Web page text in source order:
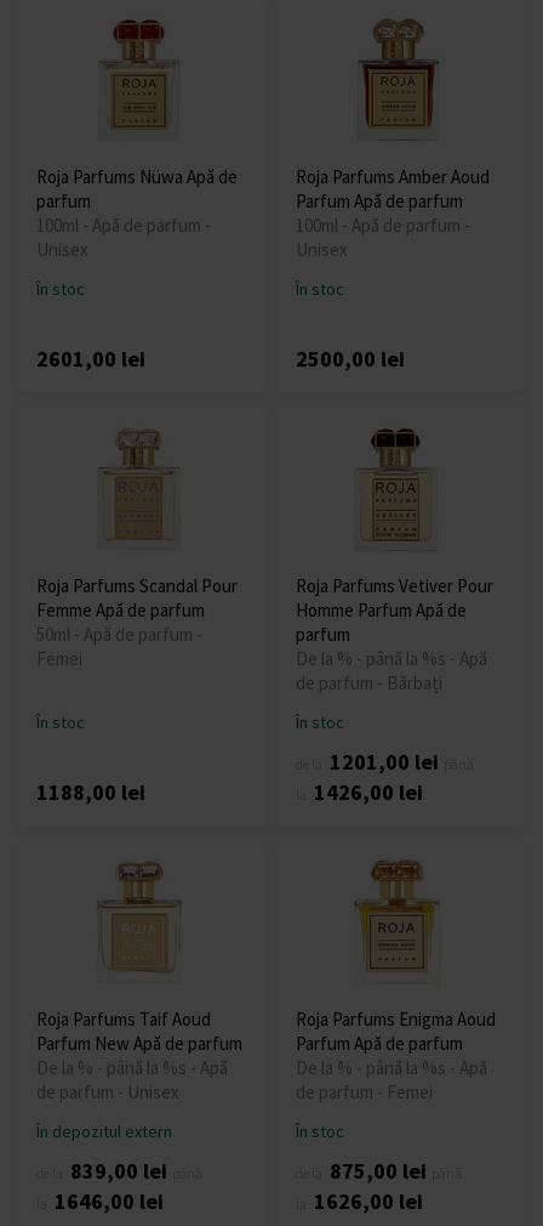
Roja Parfums Nüwa Apă de
parfum
100ml - Apă de parfum -
Unisex
În stoc
2601,00 lei
Roja Parfums Amber Aoud
Parfum Apă de parfum
100ml - Apă de parfum -
Unisex
În stoc
2500,00 lei
Roja Parfums Scandal Pour
Femme Apă de parfum
50ml - Apă de parfum -
Femei
În stoc
1188,00 lei
Roja Parfums Vetiver Pour
Homme Parfum Apă de
parfum
De la % - până la %s - Apă
de parfum - Bărbați
În stoc
1201,00 lei
1426,00 lei
Roja Parfums Taif Aoud
Parfum New Apă de parfum
De la % - până la %s - Apă
de parfum - Unisex
În depozitul extern
839,00 lei
1646,00 lei
Roja Parfums Enigma Aoud
Parfum Apă de parfum
De la % - până la %s - Apă
de parfum - Femei
În stoc
875,00 lei
1626,00 lei